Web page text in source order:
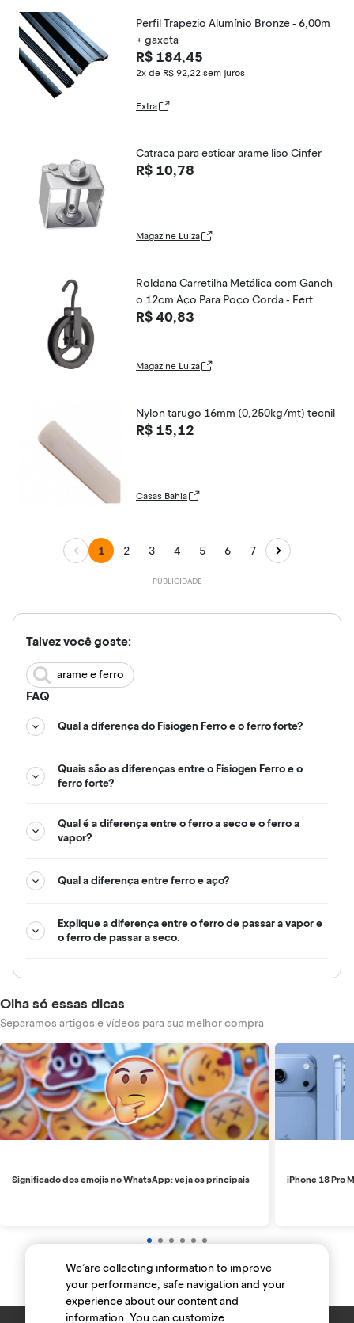
Perfil Trapezio Alumínio Bronze - 6,00m
+ gaxeta
R$ 184,45
2x de R$ 92,22 sem juros
Extra
Catraca para esticar arame liso Cinfer
R$ 10,78
Magazine Luiza
Roldana Carretilha Metálica com Ganch
o 12cm Aço Para Poço Corda - Fert
R$ 40,83
Magazine Luiza
Nylon tarugo 16mm (0,250kg/mt) tecnil
R$ 15,12
Casas Bahia
1 2 3 4 5 6 7
Talvez você goste:
arame e ferro
FAQ
Qual a diferença do Fisiogen Ferro e o ferro forte?
Quais são as diferenças entre o Fisiogen Ferro e o
ferro forte?
Qual é a diferença entre o ferro a seco e o ferro a
vapor?
Qual a diferença entre ferro e aço?
Explique a diferença entre o ferro de passar a vapor e
o ferro de passar a seco.
Olha só essas dicas
Separamos artigos e vídeos para sua melhor compra
Significado dos emojis no WhatsApp: veja os principais iPhone 18 Pro
We’are collecting information to improve
your performance, safe navigation and your
experience about our content and
information. You can customize